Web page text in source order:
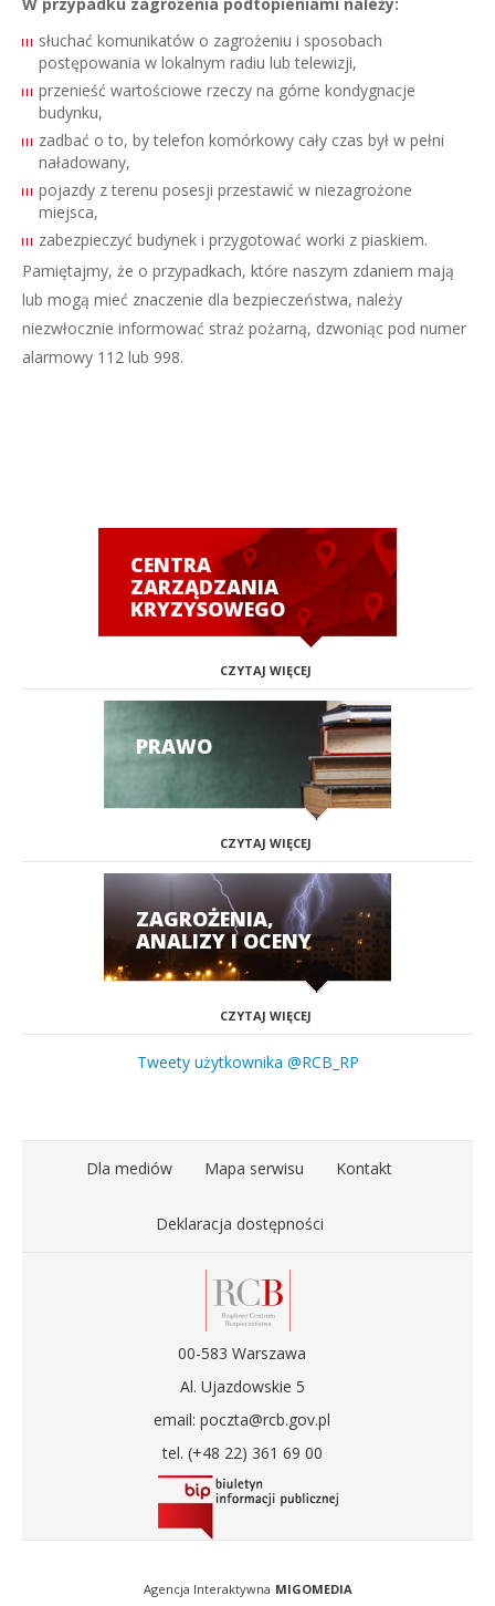
słuchać komunikatów o zagrożeniu i sposobach
postępowania w lokalnym radiu lub telewizji,
przenieść wartościowe rzeczy na górne kondygnacje
budynku,
zadbać o to, by telefon komórkowy cały czas był w pełni
naładowany,
pojazdy z terenu posesji przestawić w niezagrożone
miejsca,
zabezpieczyć budynek i przygotować worki z piaskiem.
Pamiętajmy, że o przypadkach, które naszym zdaniem mają
lub mogą mieć znaczenie dla bezpieczeństwa, należy
niezwłocznie informować straż pożarną, dzwoniąc pod numer
alarmowy 112 lub 998.
CENTRA
ZARZĄDZANIA
KRYZYSOWEGO
CZYTAJ WIĘCEJ
PRAWO
CZYTAJ WIĘCEJ
ZAGROŻENIA,
ANALIZY I OCENY
CZYTAJ WIĘCEJ
Tweety użytkownika @RCB_RP
Dla mediów Mapa serwisu Kontakt
Deklaracja dostępności
00-583 Warszawa
Al. Ujazdowskie 5
email: poczta@rcb.gov.pl
tel. (+48 22) 361 69 00
Agencja Interaktywna MIGOMEDIA